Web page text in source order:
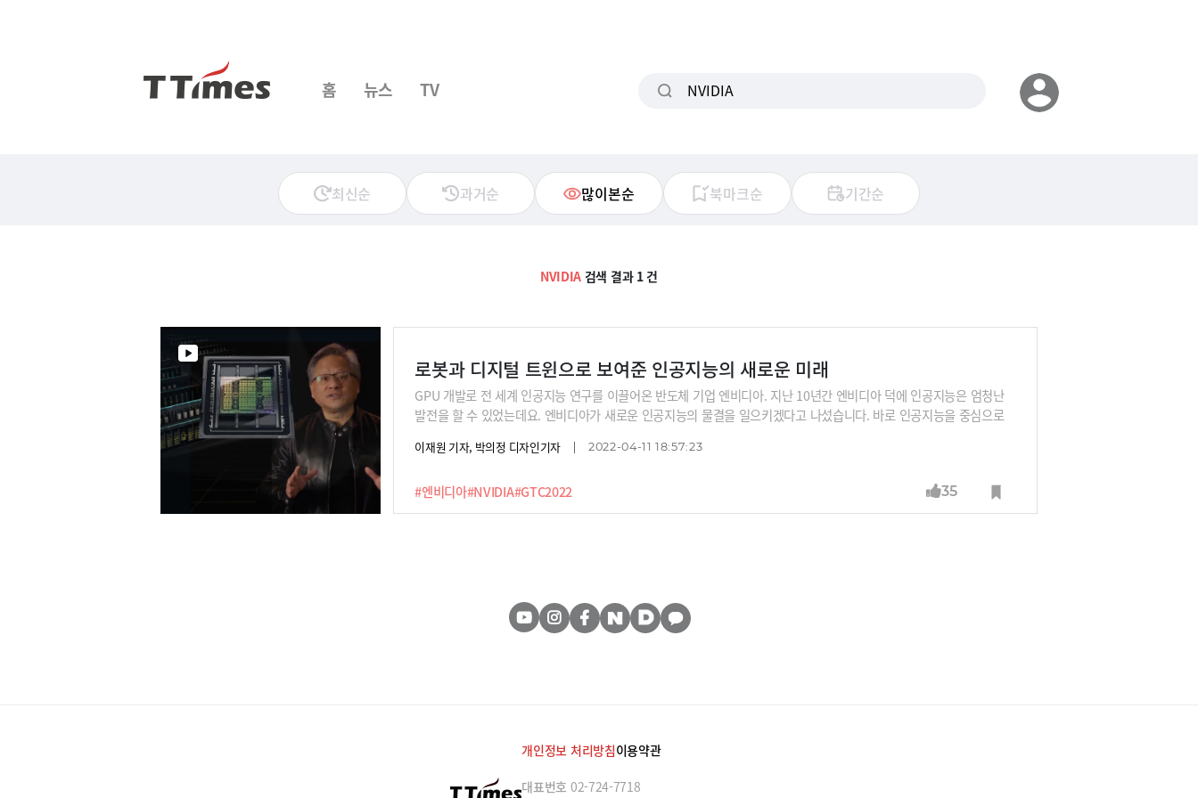
홈 뉴스 TV
최신순 과거순 많이본순 북마크순 기간순
NVIDIA 검색 결과 1 건
로봇과 디지털 트윈으로 보여준 인공지능의 새로운 미래
#엔비디아#NVIDIA#GTC2022
GPU 개발로 전 세계 인공지능 연구를 이끌어온 반도체 기업 엔비디아. 지난 10년간 엔비디아 덕에 인공지능은 엄청난
발전을 할 수 있었는데요. 엔비디아가 새로운 인공지능의 물결을 일으키겠다고 나섰습니다. 바로 인공지능을 중심으로
소프트웨를 공개했는데요. 인공지능 생태계를 이끌어 가는 엔비디아의 기술과 비전을 정리해봤습니다.
이재원 기자, 박의정 디자인기자 2022-04-11 18:57:23
35
개인정보 처리방침이용약관
대표번호 02-724-7718